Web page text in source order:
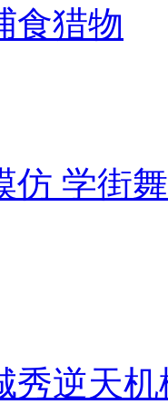
食猎物
仿 学街
秀逆天机